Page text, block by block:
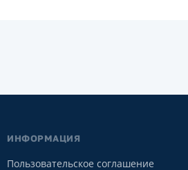
ИНФОРМАЦИЯ
Пользовательское соглашение